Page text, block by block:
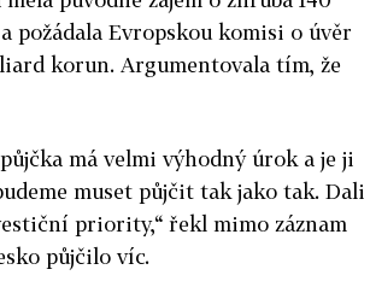
a požádala Evropskou komisi o úvěr
korun. Argumentovala tím, že
má velmi výhodný úrok a je ji
muset půjčit tak jako tak. Dali
priority,“ řekl mimo záznam
půjčilo víc.